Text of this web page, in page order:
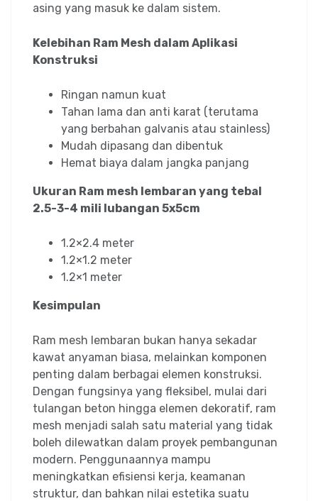
asing yang masuk ke dalam sistem.
Kelebihan Ram Mesh dalam Aplikasi
Konstruksi
Ringan namun kuat
Tahan lama dan anti karat (terutama
yang berbahan galvanis atau stainless)
Mudah dipasang dan dibentuk
Hemat biaya dalam jangka panjang
Ukuran Ram mesh lembaran yang tebal
2.5-3-4 mili lubangan 5x5cm
1.2×2.4 meter
⁠1.2×1.2 meter
⁠1.2×1 meter
Kesimpulan
Ram mesh lembaran bukan hanya sekadar
kawat anyaman biasa, melainkan komponen
penting dalam berbagai elemen konstruksi.
Dengan fungsinya yang fleksibel, mulai dari
tulangan beton hingga elemen dekoratif, ram
mesh menjadi salah satu material yang tidak
boleh dilewatkan dalam proyek pembangunan
modern. Penggunaannya mampu
meningkatkan efisiensi kerja, keamanan
struktur, dan bahkan nilai estetika suatu